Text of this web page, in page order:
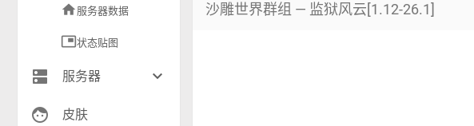
home 服务器数据
picture_in_picture状态贴图
dns 服务器 keyboard_arrow_down
生存(277)
face 皮肤
沙雕世界群组 — 监狱风云[1.12-26.1]